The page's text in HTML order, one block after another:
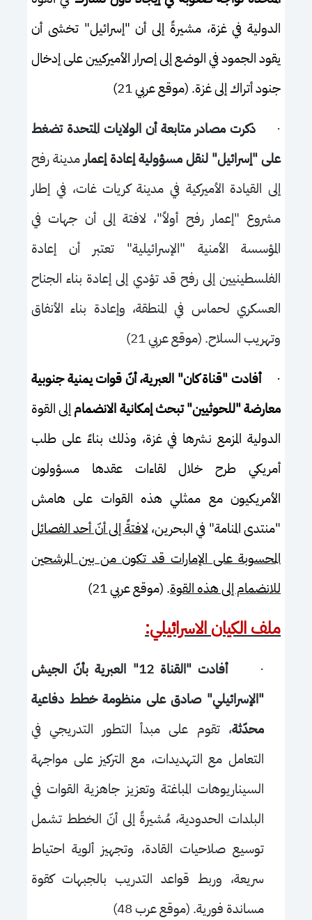
الدولية في غزة، مشيرةً إلى أن "إسرائيل" تخشى أن
يقود الجمود في الوضع إلى إصرار الأميركيين على إدخال
جنود أتراك إلى غزة. (موقع عربي 21)
· ذكرت مصادر متابعة أن الولايات المتحدة تضغط
على "إسرائيل" لنقل مسؤولية إعادة إعمار مدينة رفح
إلى القيادة الأميركية في مدينة كريات غات، في إطار
مشروع "إعمار رفح أولاً"، لافتة إلى أن جهات في
المؤسسة الأمنية "الإسرائيلية" تعتبر أن إعادة
الفلسطينيين إلى رفح قد تؤدي إلى إعادة بناء الجناح
العسكري لحماس في المنطقة، وإعادة بناء الأنفاق
وتهريب السلاح. (موقع عربي 21)
·أفادت "قناة كان" العبرية، أنّ قوات يمنية جنوبية
معارضة "للحوثيين" تبحث إمكانية الانضمامإلى القوة
الدولية المزمع نشرها في غزة، وذلك بناءً على طلب
أمريكي طرح خلال لقاءات عقدها مسؤولون
الأمريكيون مع ممثلي هذه القوات على هامش
"منتدى المنامة" في البحرين،لافتةً إلى أنّ أحد الفصائل
المحسوبة على الإمارات قد تكون من بين المرشحين
للانضمام إلى هذه القوة. (موقع عربي 21)
ملف الكيان الاسرائيلي:
·
أفادت "القناة 12" العبرية بأنّ الجيش
"الإسرائيلي" صادق على منظومة خطط دفاعية
محدّثة، تقوم على مبدأ التطور التدريجي في
التعامل مع التهديدات، مع التركيز على مواجهة
السيناريوهات المباغتة وتعزيز جاهزية القوات في
البلدات الحدودية، مُشيرةً إلى أنّ الخطط تشمل
توسيع صلاحيات القادة، وتجهيز ألوية احتياط
سريعة، وربط قواعد التدريب بالجبهات كقوة
مساندة فورية. (موقع عرب 48)